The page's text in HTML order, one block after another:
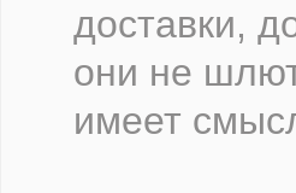
доставки,
они не
имеет